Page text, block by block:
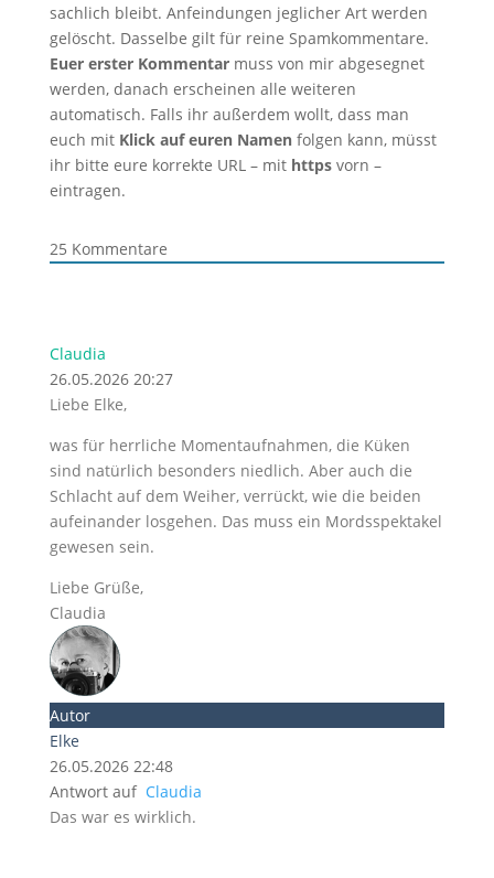
sachlich bleibt. Anfeindungen jeglicher Art werden
gelöscht. Dasselbe gilt für reine Spamkommentare.
Euer erster Kommentarmuss von mir abgesegnet
werden, danach erscheinen alle weiteren
automatisch. Falls ihr außerdem wollt, dass man
euch mit Klick auf euren Namenfolgen kann, müsst
ihr bitte eure korrekte URL – mit httpsvorn –
eintragen.
25 Kommentare
Claudia
26.05.2026 20:27
Liebe Elke,
was für herrliche Momentaufnahmen, die Küken
sind natürlich besonders niedlich. Aber auch die
Schlacht auf dem Weiher, verrückt, wie die beiden
aufeinander losgehen. Das muss ein Mordsspektakel
gewesen sein.
Liebe Grüße,
Claudia
Autor
Elke
26.05.2026 22:48
Antwort auf Claudia
Das war es wirklich.